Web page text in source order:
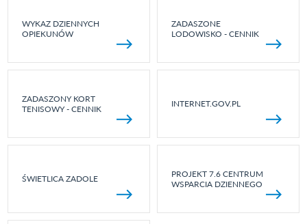
WYKAZ DZIENNYCH
OPIEKUNÓW
ZADASZONE
LODOWISKO - CENNIK
ZADASZONY KORT
TENISOWY - CENNIK
INTERNET.GOV.PL
ŚWIETLICA ZADOLE
PROJEKT 7.6 CENTRUM
WSPARCIA DZIENNEGO